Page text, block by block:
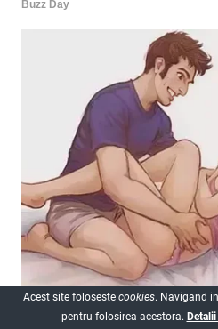
Acest site foloseste cookies. Navigand
pentru folosirea acestora.